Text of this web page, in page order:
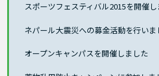
スポーツフェスティバル2015を開催
ネパール大震災への募金活動を行いま
オープンキャンパスを開催しました